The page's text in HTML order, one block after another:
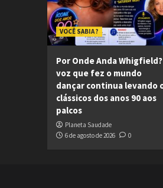
VOCÊ SABIA ?
Por Onde Anda Whigfield?
voz que fez o mundo
dançar continua levando
clássicos dos anos 90 aos
palcos
Planeta Saudade
6 de agosto de 2026
0